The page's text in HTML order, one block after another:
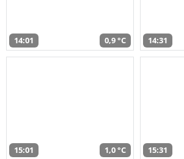
14:01 0,9 °C 14:31
15:01 1,0 °C 15:31